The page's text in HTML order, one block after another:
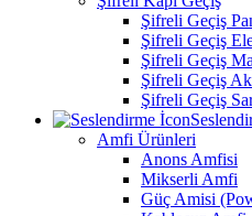
Şifreli Geçiş
Şifreli Geçiş
Şifreli Geçiş
Şifreli Geçiş
Şifreli Geçiş
Amfi Ürünleri
Anons Amfisi
Mikserli Amfi
Güç Amisi